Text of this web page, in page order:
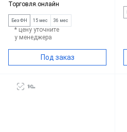
Торговля.онлайн
Без ФН 15 мес 36 мес
* цену уточните
у менеджера
Под заказ